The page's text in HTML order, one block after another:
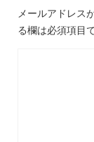
メールアドレス
る欄は必須項目